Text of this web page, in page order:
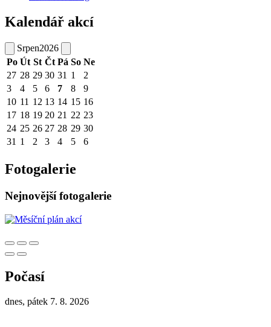
Kalendář akcí
Srpen2026
Po Út St Čt Pá So Ne
27 28 29 30 31 1
2
3
4 5 6 7 8
9
10 11 12 13 14 15 16
17 18 19 20 21 22 23
24 25 26 27 28 29 30
31 1 2 3 4 5 6
Fotogalerie
Nejnovější fotogalerie
Počasí
dnes, pátek 7. 8. 2026